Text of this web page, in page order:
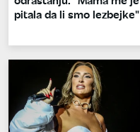
pitala da li smo lezbejke"